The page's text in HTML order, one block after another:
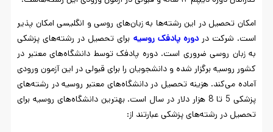
امکان تحصیل در این رشته‌ها به زبان‌های روسی و انگلیسی امکان پذیر
است. شرکت دردوره پادفک روسیه برای تحصیل در رشته‌های پزشکی
به زبان روسی ضروری است. دوره پادفک توسط دانشگاه‌های معتبر در
کشور روسیه برگزار شده و دانشجویان را برای قبولی در این آزمون ورودی
آماده می‌کند. هزینه تحصیل در دانشگاه‌های معتبر روسیه در رشته‌های
پزشکی 5 تا 8 هزار دلار در سال است. بهترین دانشگاه‌های روسیه برای
تحصیل در رشته‌های پزشکی عبارتند از: